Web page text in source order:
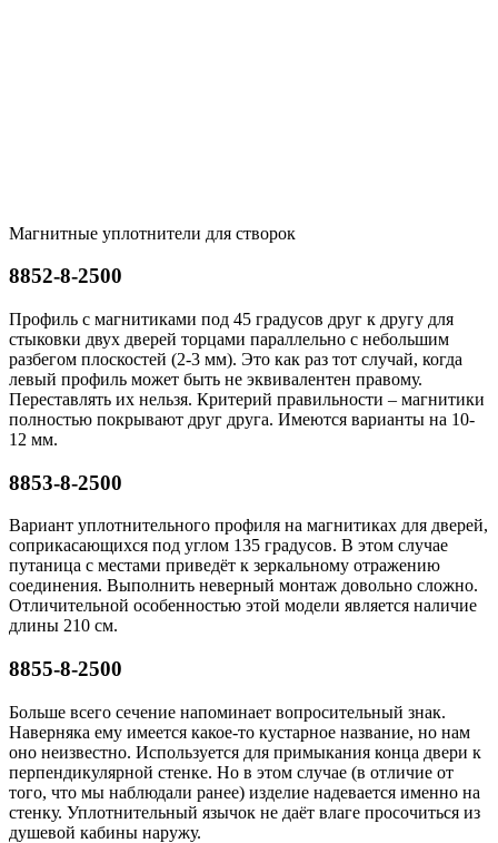
Магнитные уплотнители для створок
8852-8-2500
Профиль с магнитиками под 45 градусов друг к другу для
стыковки двух дверей торцами параллельно с небольшим
разбегом плоскостей (2-3 мм). Это как раз тот случай, когда
левый профиль может быть не эквивалентен правому.
Переставлять их нельзя. Критерий правильности – магнитики
полностью покрывают друг друга. Имеются варианты на 10-
12 мм.
8853-8-2500
Вариант уплотнительного профиля на магнитиках для дверей,
соприкасающихся под углом 135 градусов. В этом случае
путаница с местами приведёт к зеркальному отражению
соединения. Выполнить неверный монтаж довольно сложно.
Отличительной особенностью этой модели является наличие
длины 210 см.
8855-8-2500
Больше всего сечение напоминает вопросительный знак.
Наверняка ему имеется какое-то кустарное название, но нам
оно неизвестно. Используется для примыкания конца двери к
перпендикулярной стенке. Но в этом случае (в отличие от
того, что мы наблюдали ранее) изделие надевается именно на
стенку. Уплотнительный язычок не даёт влаге просочиться из
душевой кабины наружу.